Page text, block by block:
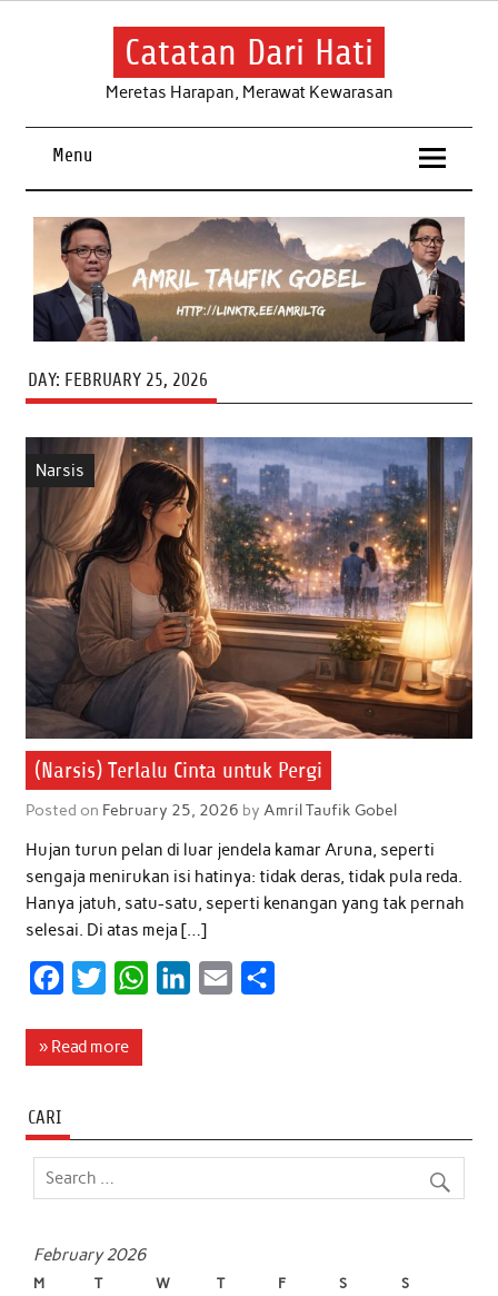
Skip
Catatan Dari Hati
Meretas Harapan, Merawat Kewarasan
Menu
DAY: FEBRUARY 25, 2026
Narsis
(Narsis) Terlalu Cinta untuk Pergi
Posted on February 25, 2026 by Amril Taufik Gobel
Hujan turun pelan di luar jendela kamar Aruna, seperti
sengaja menirukan isi hatinya: tidak deras, tidak pula reda.
Hanya jatuh, satu-satu, seperti kenangan yang tak pernah
selesai. Di atas meja […]
c
o
o
i
e
r
W
A
d
» Read more
CARI
February 2026
M T W T F S S